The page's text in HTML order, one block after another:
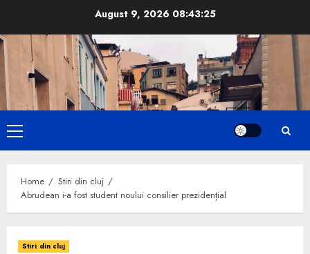
content
August 9, 2026 08:43:26
Primary
Menu
Home
Stiri din cluj
Abrudean i-a fost student noului consilier prezidențial
Stiri din cluj